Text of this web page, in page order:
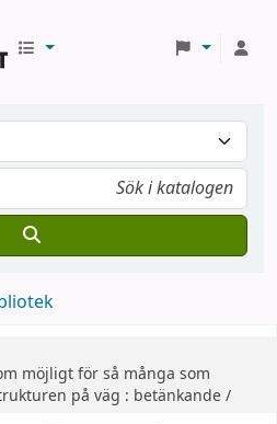
möjligt för så många som
på väg : betänkande /